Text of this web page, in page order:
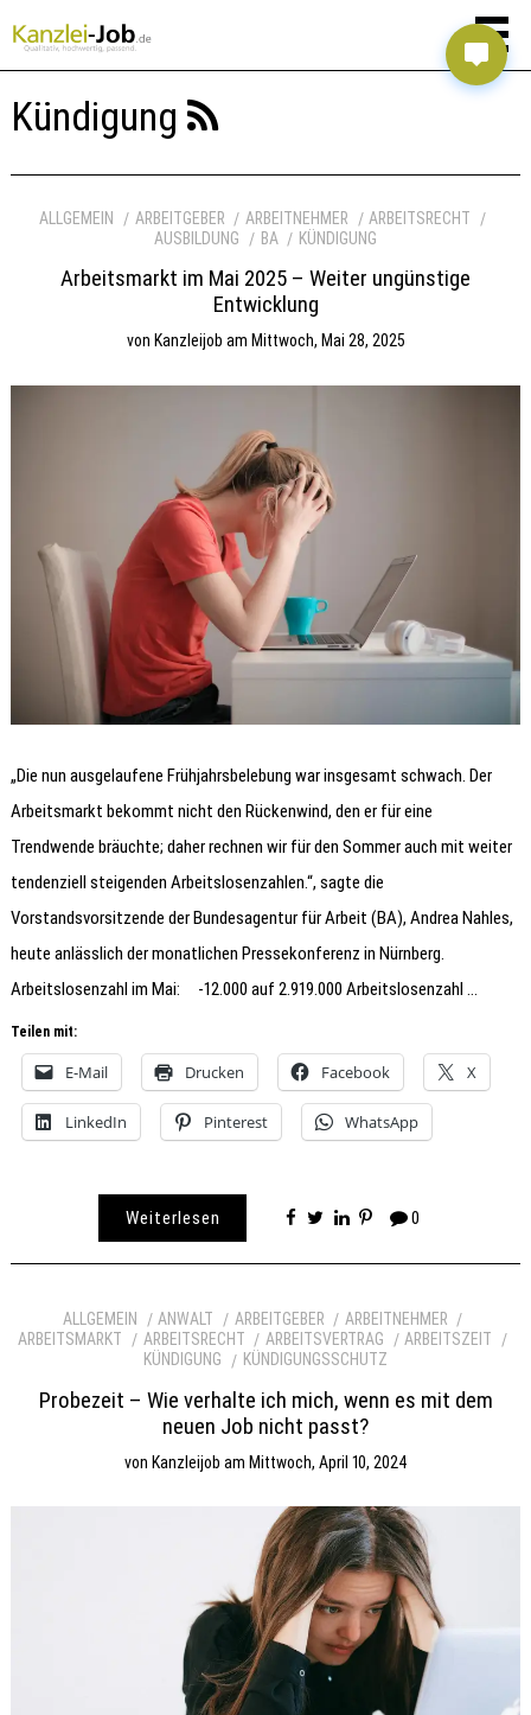
Kündigung
ALLGEMEIN ARBEITGEBER ARBEITNEHMER
ARBEITSRECHT
AUSBILDUNG
BA KÜNDIGUNG
Arbeitsmarkt im Mai 2025 – Weiter ungünstige
Entwicklung
von Kanzleijob am Mittwoch, Mai 28, 2025
„Die nun ausgelaufene Frühjahrsbelebung war insgesamt schwach. Der
Arbeitsmarkt bekommt nicht den Rückenwind, den er für eine
Trendwende bräuchte; daher rechnen wir für den Sommer auch mit weiter
tendenziell steigenden Arbeitslosenzahlen.“, sagte die
Vorstandsvorsitzende der Bundesagentur für Arbeit (BA), Andrea Nahles,
heute anlässlich der monatlichen Pressekonferenz in Nürnberg.
Arbeitslosenzahl im Mai: -12.000 auf 2.919.000 Arbeitslosenzahl …
Teilen mit:
E-Mail Drucken Facebook X
LinkedIn Pinterest WhatsApp
Weiterlesen 0
ALLGEMEIN ANWALT ARBEITGEBER
ARBEITNEHMER
ARBEITSMARKT
ARBEITSRECHT ARBEITSVERTRAG
ARBEITSZEIT
KÜNDIGUNG
KÜNDIGUNGSSCHUTZ
Probezeit – Wie verhalte ich mich, wenn es mit dem
neuen Job nicht passt?
von Kanzleijob am Mittwoch, April 10, 2024